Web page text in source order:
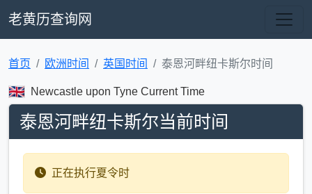
老黄历查询网
首页 欧洲时间 英国时间 泰恩河畔纽卡斯尔时间
Newcastle upon Tyne Current Time
泰恩河畔纽卡斯尔当前时间
正在执行夏令时